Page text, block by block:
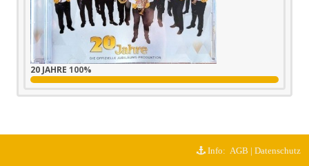
20 JAHRE 100%
Info: AGB | Datenschutz